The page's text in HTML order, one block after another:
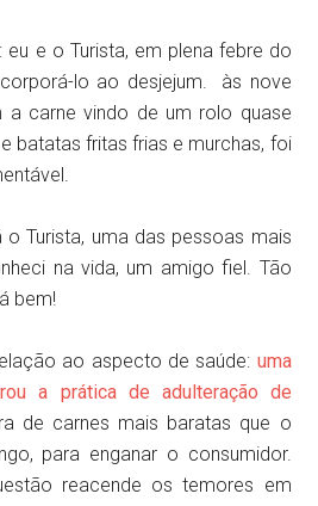
eu e o Turista, em plena febre do
lo ao desjejum. às nove
a carne vindo de um rolo quase
batatas fritas frias e murchas, foi
o Turista, uma das pessoas mais
na vida, um amigo fiel. Tão
bem!
ao aspecto de saúde: uma
a prática de adulteração de
de carnes mais baratas que o
para enganar o consumidor.
reacende os temores em